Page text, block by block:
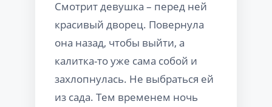
Смотрит девушка – перед ней
красивый дворец. Повернула
она назад, чтобы выйти, а
калитка-то уже сама собой и
захлопнулась. Не выбраться ей
из сада. Тем временем ночь